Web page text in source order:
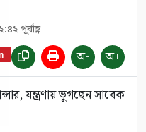
পূর্বাহ্ণ
অ- অ+